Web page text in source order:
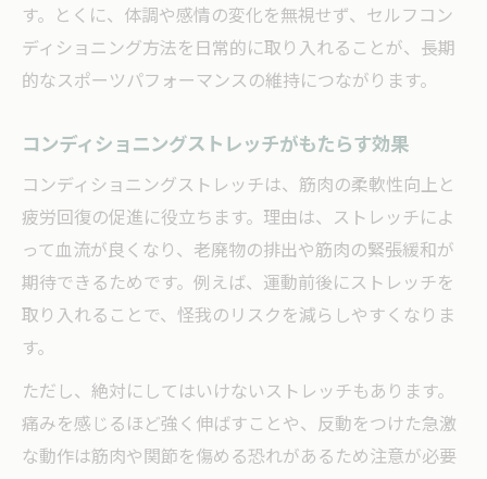
す。とくに、体調や感情の変化を無視せず、セルフコン
ディショニング方法を日常的に取り入れることが、長期
的なスポーツパフォーマンスの維持につながります。
コンディショニングストレッチがもたらす効果
コンディショニングストレッチは、筋肉の柔軟性向上と
疲労回復の促進に役立ちます。理由は、ストレッチによ
って血流が良くなり、老廃物の排出や筋肉の緊張緩和が
期待できるためです。例えば、運動前後にストレッチを
取り入れることで、怪我のリスクを減らしやすくなりま
す。
ただし、絶対にしてはいけないストレッチもあります。
痛みを感じるほど強く伸ばすことや、反動をつけた急激
な動作は筋肉や関節を傷める恐れがあるため注意が必要